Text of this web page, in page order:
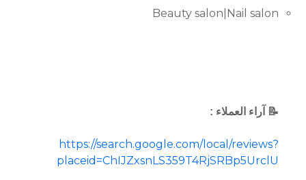
Beauty salon|Nail salon
📝 آراء العملاء :
https://search.google.com/local/reviews?
placeid=ChIJZxsnLS359T4RjSRBp5UrclU